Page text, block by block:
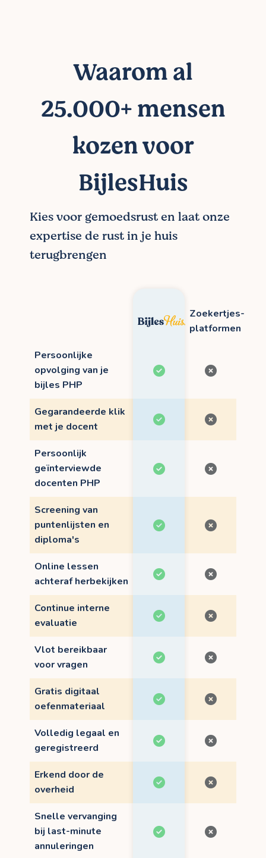
Waarom al
25.000+ mensen
kozen voor
BijlesHuis
Kies voor gemoedsrust en laat onze
expertise de rust in je huis
terugbrengen
Zoekertjes-
platformen
Persoonlijke
opvolging van je
bijles PHP
Gegarandeerde klik
met je docent
Persoonlijk
geïnterviewde
docenten PHP
Screening van
puntenlijsten en
diploma's
Online lessen
achteraf herbekijken
Continue interne
evaluatie
Vlot bereikbaar
voor vragen
Gratis digitaal
oefenmateriaal
Volledig legaal en
geregistreerd
Erkend door de
overheid
Snelle vervanging
bij last-minute
annuleringen